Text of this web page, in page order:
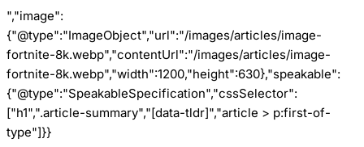
","image":
{"@type":"ImageObject","url":"/images/articles/image-
fortnite-8k.webp","contentUrl":"/images/articles/image-
fortnite-8k.webp","width":1200,"height":630},"speakable":
{"@type":"SpeakableSpecification","cssSelector":
["h1",".article-summary","[data-tldr]","article > p:first-of-
type"]}}